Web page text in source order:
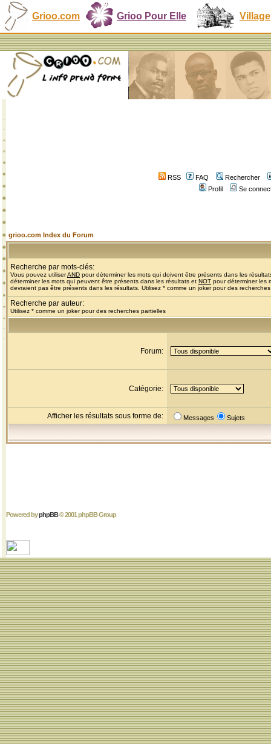
Grioo.com Grioo Pour Elle Village
RSS FAQ
Rechercher
Profil
Se
grioo.com Index du Forum
Recherche par mots-clés:
Vous pouvez utiliserAND pour déterminer les mots qui doivent être présents dans les
déterminer les mots qui peuvent être présents dans les résultats et NOT pour déterminer les
devraient pas être présents dans les résultats. Utilisez * comme un joker pour des
Recherche par auteur:
Utilisez * comme un joker pour des recherches partielles
Forum:
Catégorie:
Afficher les résultats sous forme de: Messages Sujets
Powered byphpBB© 2001 phpBB Group